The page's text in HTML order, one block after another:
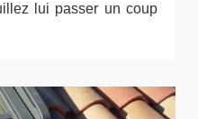
lui passer un coup